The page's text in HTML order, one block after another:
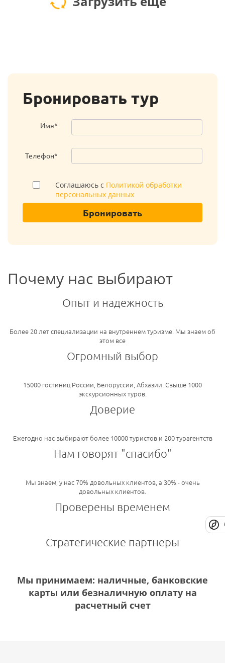
Бронировать тур
Имя*
Телефон*
Соглашаюсь с Политикой обработки
персональных данных
Бронировать
Почему нас выбирают
Опыт и надежность
Более 20 лет специализации на внутреннем туризме. Мы знаем об
этом все
Огромный выбор
15000 гостиниц России, Белоруссии, Абхазии. Свыше 1000
экскурсионных туров.
Доверие
Ежегодно нас выбирают более 10000 туристов и 200 турагентств
Нам говорят "спасибо"
Мы знаем, у нас 70% довольных клиентов, а 30% - очень
довольных клиентов.
Проверены временем
Стратегические партнеры
Мы принимаем: наличные, банковские
карты или безналичную оплату на
расчетный счет